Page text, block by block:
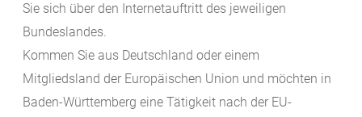
Sie sich über den Internetauftritt des jeweiligen
Bundeslandes.
Kommen Sie aus Deutschland oder einem
Mitgliedsland der Europäischen Union und möchten in
Baden-Württemberg eine Tätigkeit nach der EU-